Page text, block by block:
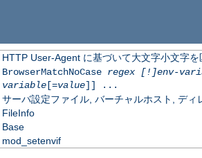
HTTP User-Agent に基づいて大文字小文字
BrowserMatchNoCase regex [!]env-
variable[=value]] ...
サーバ設定ファイル, バーチャルホスト, ディ
FileInfo
Base
mod_setenvif